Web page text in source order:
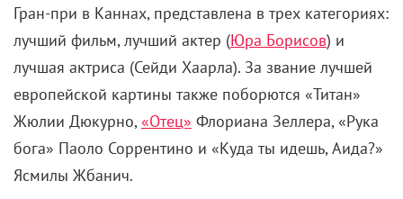
Гран-при в Каннах, представлена в трех категориях:
лучший фильм, лучший актер (Юра Борисов) и
лучшая актриса (Сейди Хаарла). За звание лучшей
европейской картины также поборются «Титан»
Жюлии Дюкурно,«Отец» Флориана Зеллера, «Рука
бога» Паоло Соррентино и «Куда ты идешь, Аида?»
Ясмилы Жбанич.